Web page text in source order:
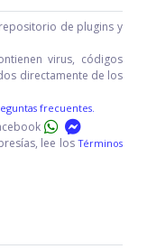
de plugins y
virus, códigos
directamente de los
frecuentes.
lee losTérminos